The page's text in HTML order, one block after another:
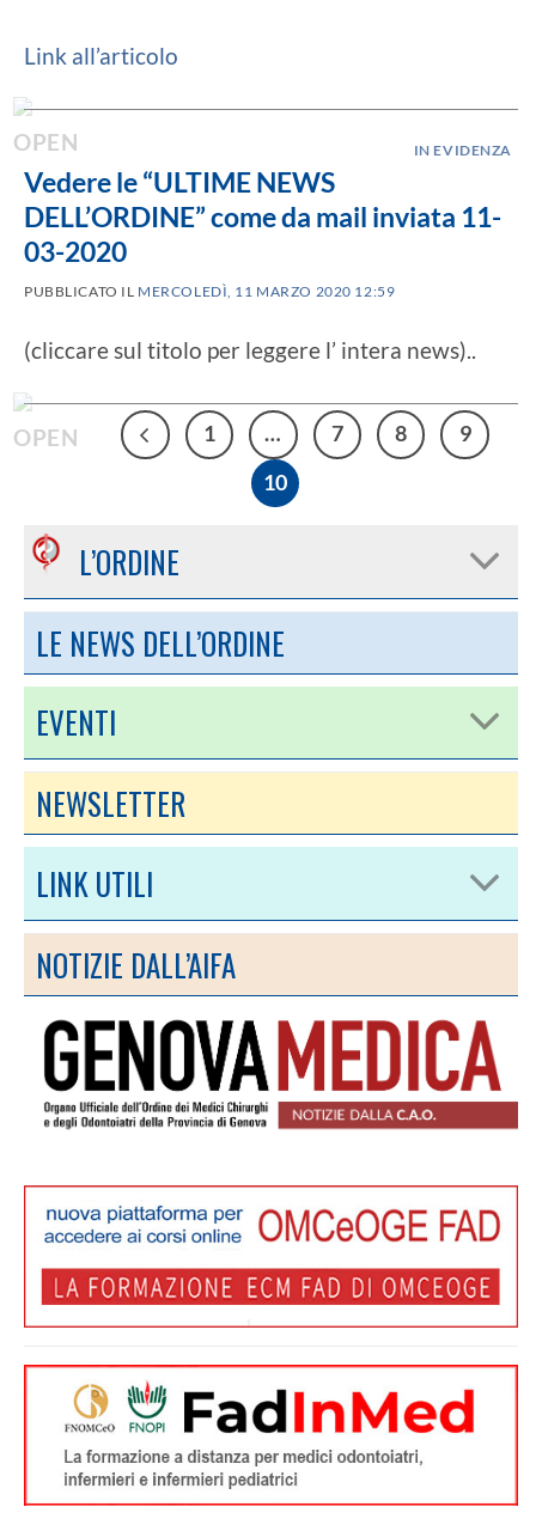
L’ORDINE
LE NEWS DELL’ORDINE
EVENTI
NEWSLETTER
LINK UTILI
NOTIZIE DALL’AIFA
Link all’articolo
IN EVIDENZA
Vedere le “ULTIME NEWS
DELL’ORDINE” come da mail inviata 11-
03-2020
PUBBLICATO IL MERCOLEDÌ, 11 MARZO 2020 12:59
(cliccare sul titolo per leggere l’ intera news)..
1 … 7 8
9
10